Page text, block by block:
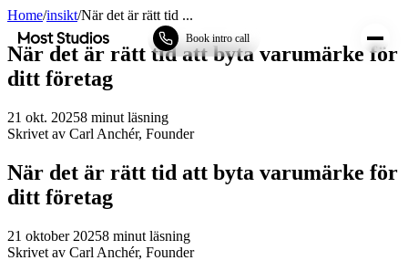
Most Studios Book intro call
Home/insikt/När det är rätt tid ...
När det är rätt tid att byta varumärke för
ditt företag
21 okt. 20258 minut läsning
Skrivet av Carl Anchér, Founder
När det är rätt tid att byta varumärke för
ditt företag
21 oktober 20258 minut läsning
Skrivet av Carl Anchér, Founder